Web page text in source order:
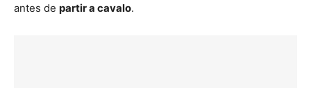
antes de partir a cavalo.